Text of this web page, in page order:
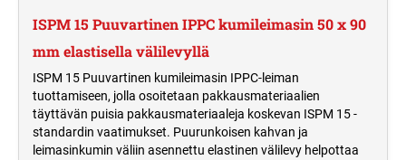
MUSTETYYNYT PERINTEISILLE
LEIMASIMILLE
MONIVÄRILEIMASIN
TURVALEIMASIMET
TAPAHTUMALEIMASIMET
TEOLLISUUDEN MERKINTÄLAITTEET
ISPM 15 Puuvartinen IPPC kumileimasin 50 x 90
mm elastisella välilevyllä
ISPM 15 Puuvartinen kumileimasin IPPC-leiman
tuottamiseen, jolla osoitetaan pakkausmateriaalien
täyttävän puisia pakkausmateriaaleja koskevan ISPM 15 -
standardin vaatimukset. Puurunkoisen kahvan ja
leimasinkumin väliin asennettu elastinen välilevy helpottaa